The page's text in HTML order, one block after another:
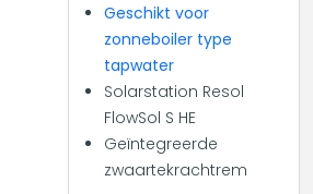
Geschikt voor
zonneboiler type
tapwater
Solarstation Resol
FlowSol S HE
Geïntegreerde
zwaartekrachtrem